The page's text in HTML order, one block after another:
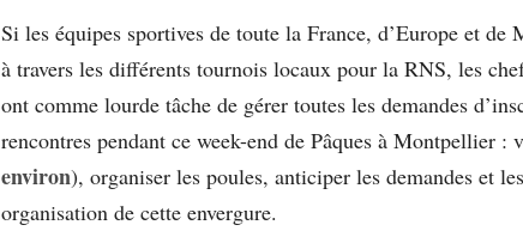
Si les équipes sportives de toute la France, d’Europe et de
à travers les différents tournois locaux pour la RNS, les
ont comme lourde tâche de gérer toutes les demandes
rencontres pendant ce week-end de Pâques à Montpellier :
environ), organiser les poules, anticiper les demandes et
organisation de cette envergure.